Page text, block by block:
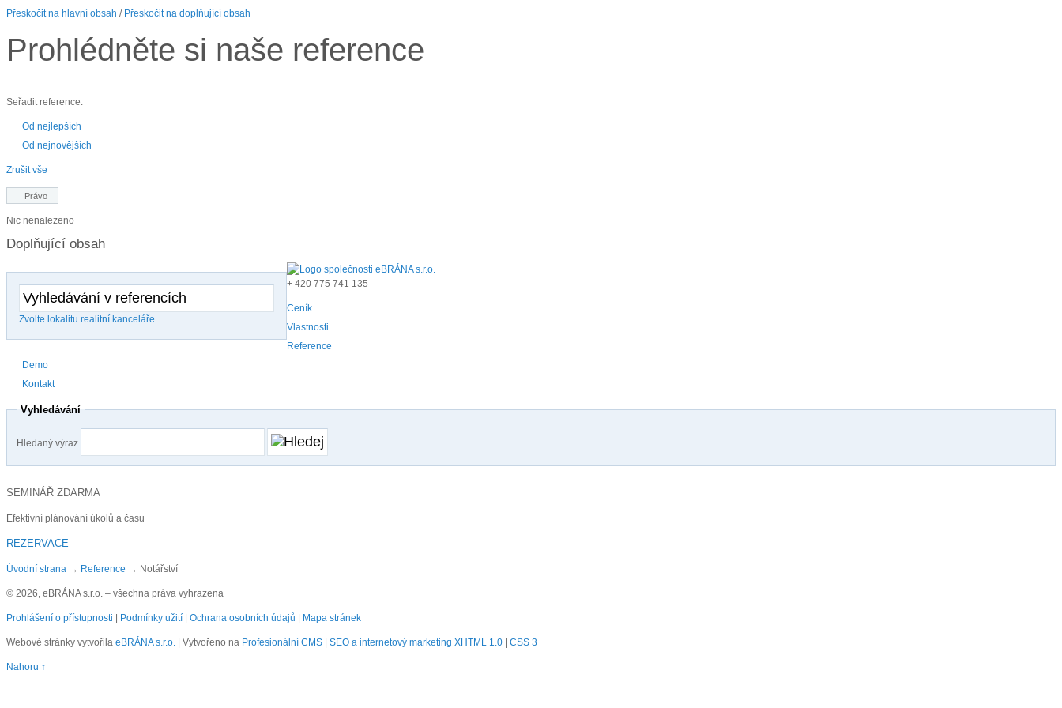
Přeskočit na hlavní obsah / Přeskočit na doplňující obsah
Prohlédněte si naše reference
Seřadit reference:
Od nejlepších
Od nejnovějších
Zrušit vše
Právo
Nic nenalezeno
Doplňující obsah
Zvolte lokalitu realitní kanceláře
+ 420 775 741 135
Ceník
Vlastnosti
Reference
Demo
Kontakt
Vyhledávání
Hledaný výraz
SEMINÁŘ ZDARMA
Efektivní plánování úkolů a času
REZERVACE
Úvodní strana → Reference → Notářství
© 2026, eBRÁNA s.r.o. – všechna práva vyhrazena
Prohlášení o přístupnosti Podmínky užití Ochrana osobních údajů Mapa stránek
Webové stránky vytvořila eBRÁNA s.r.o. | Vytvořeno na Profesionální CMS SEO a internetový marketing XHTML 1.0 CSS 3
Nahoru ↑